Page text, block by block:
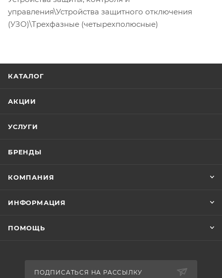
управления\Устройства защитного отключения
(УЗО)\Трехфазные (четырехполюсные)
КАТАЛОГ
АКЦИИ
УСЛУГИ
БРЕНДЫ
КОМПАНИЯ
ИНФОРМАЦИЯ
ПОМОЩЬ
ПОДПИСАТЬСЯ НА РАССЫЛКУ